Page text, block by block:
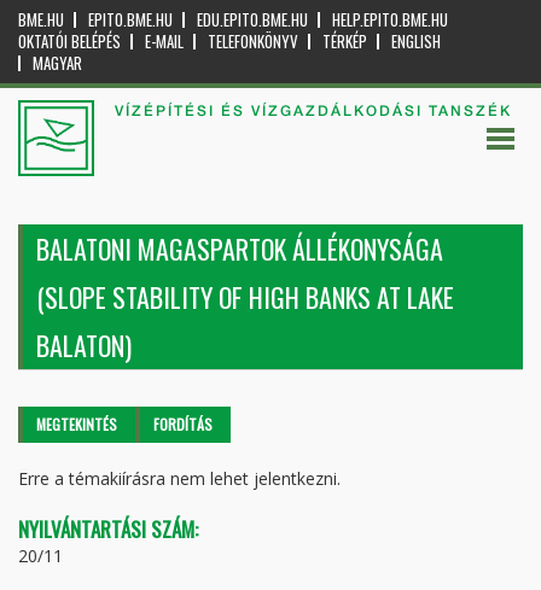
BME.HU EPITO.BME.HU EDU.EPITO.BME.HU
HELP.EPITO.BME.HU
OKTATÓI BELÉPÉS
E-MAIL TELEFONKÖNYV TÉRKÉP
ENGLISH
MAGYAR
VÍZÉPÍTÉSI ÉS VÍZGAZDÁLKODÁSI TANSZÉK
BALATONI MAGASPARTOK ÁLLÉKONYSÁGA
(SLOPE STABILITY OF HIGH BANKS AT LAKE
BALATON)
Elsődleges fülek
MEGTEKINTÉS (AKTÍVFORDÍTÁS
Erre a témakiírásra nem lehet jelentkezni.
NYILVÁNTARTÁSI SZÁM:
20/11